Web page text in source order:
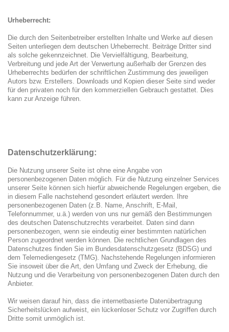
Urheberrecht:
Die durch den Seitenbetreiber erstellten Inhalte und Werke auf diesen
Seiten unterliegen dem deutschen Urheberrecht. Beiträge Dritter sind
als solche gekennzeichnet. Die Vervielfältigung, Bearbeitung,
Verbreitung und jede Art der Verwertung außerhalb der Grenzen des
Urheberrechts bedürfen der schriftlichen Zustimmung des jeweiligen
Autors bzw. Erstellers. Downloads und Kopien dieser Seite sind weder
für den privaten noch für den kommerziellen Gebrauch gestattet. Dies
kann zur Anzeige führen.
Datenschutzerklärung:
Die Nutzung unserer Seite ist ohne eine Angabe von
personenbezogenen Daten möglich. Für die Nutzung einzelner Services
unserer Seite können sich hierfür abweichende Regelungen ergeben, die
in diesem Falle nachstehend gesondert erläutert werden. Ihre
personenbezogenen Daten (z.B. Name, Anschrift, E-Mail,
Telefonnummer, u.ä.) werden von uns nur gemäß den Bestimmungen
des deutschen Datenschutzrechts verarbeitet. Daten sind dann
personenbezogen, wenn sie eindeutig einer bestimmten natürlichen
Person zugeordnet werden können. Die rechtlichen Grundlagen des
Datenschutzes finden Sie im Bundesdatenschutzgesetz (BDSG) und
dem Telemediengesetz (TMG). Nachstehende Regelungen informieren
Sie insoweit über die Art, den Umfang und Zweck der Erhebung, die
Nutzung und die Verarbeitung von personenbezogenen Daten durch den
Anbieter.
Wir weisen darauf hin, dass die internetbasierte Datenübertragung
Sicherheitslücken aufweist, ein lückenloser Schutz vor Zugriffen durch
Dritte somit unmöglich ist.